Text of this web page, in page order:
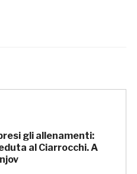
gli allenamenti:
al Ciarrocchi. A